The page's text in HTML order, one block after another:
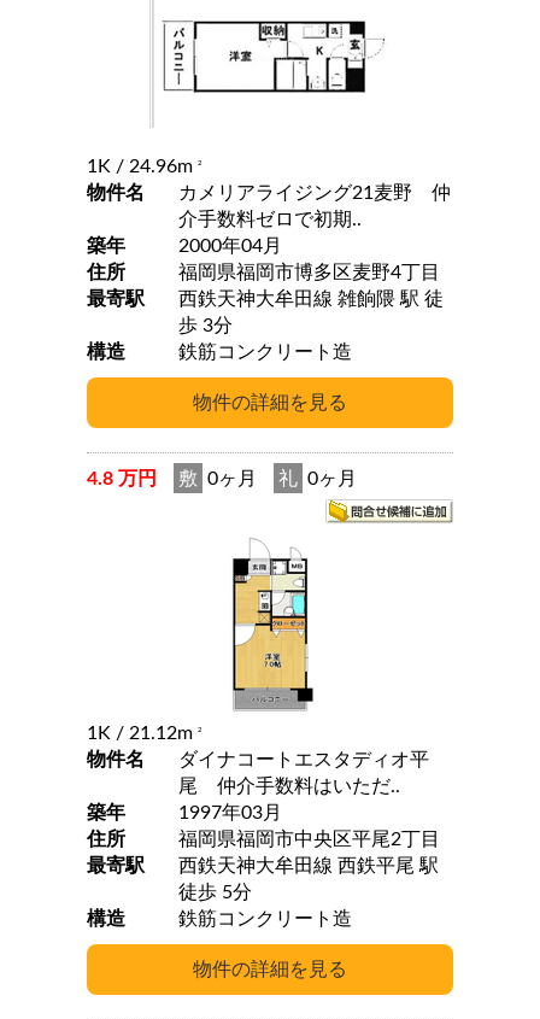
1K / 24.96m 2
物件名
カメリアライジング21麦野 仲
介手数料ゼロで初期..
築年
2000年04月
住所
福岡県福岡市博多区麦野4丁目
最寄駅
西鉄天神大牟田線 雑餉隈 駅 徒
歩 3分
構造
鉄筋コンクリート造
4.8 万円 敷 0ヶ月 礼 0ヶ月
1K / 21.12m 2
物件名
ダイナコートエスタディオ平
尾 仲介手数料はいただ..
築年
1997年03月
住所
福岡県福岡市中央区平尾2丁目
最寄駅
西鉄天神大牟田線 西鉄平尾 駅
徒歩 5分
構造
鉄筋コンクリート造